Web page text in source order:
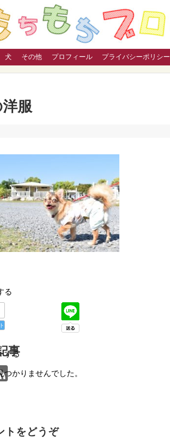
犬 その他 プロフィール プライバシーポリシー
服
る
する
事
つかりませんでした。
トをどうぞ